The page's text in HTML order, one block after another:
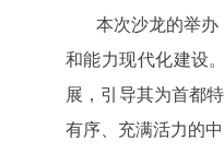
本次沙龙的举
和能力现代化建设
展，引导其为首都
有序、充满活力的